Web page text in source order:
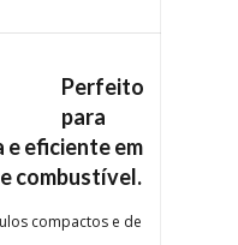
Perfeito
para
e eficiente em
combustível.
compactos e de